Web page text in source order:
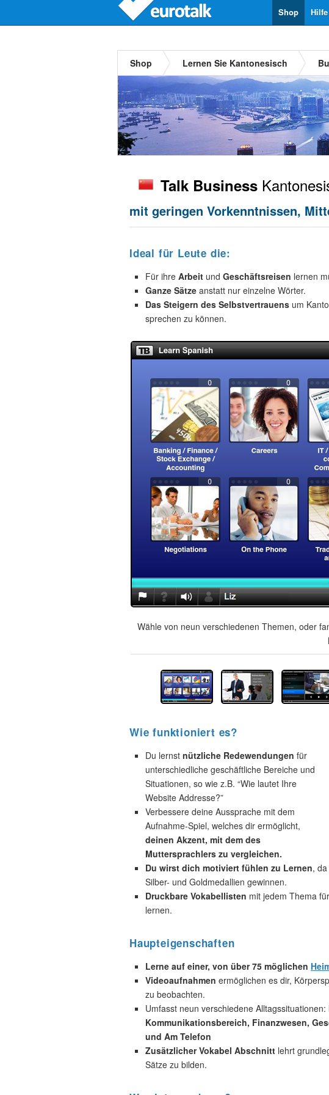
Hilfe
Shop
Shop Lernen Sie Kantonesisch
Talk Business
mit geringen Vorkenntnissen,
Ideal für Leute die:
Für ihre Arbeit und Geschäftsreisen lernen
Ganze Sätze anstatt nur einzelne Wörter.
Das Steigern des Selbstvertrauens um
sprechen zu können.
Wähle von neun verschiedenen Themen, oder
Wie funktioniert es?
Du lernst nützliche Redewendungen für
unterschiedliche geschäftliche Bereiche und
Situationen, so wie z.B. “Wie lautet Ihre
Website Addresse?”
Verbessere deine Aussprache mit dem
Aufnahme-Spiel, welches dir ermöglicht,
deinen Akzent, mit dem des
Muttersprachlers zu vergleichen.
Du wirst dich motiviert fühlen zu Lernen,
Silber- und Goldmedallien gewinnen.
Druckbare Vokabellisten mit jedem Thema
lernen.
Haupteigenschaften
Lerne auf einer, von über 75 möglichen
Videoaufnahmen ermöglichen es dir,
zu beobachten.
Umfasst neun verschiedene Alltagssituationen:
Kommunikationsbereich, Finanzwesen,
und Am Telefon
Zusätzlicher Vokabel Abschnitt lehrt
Sätze zu bilden.